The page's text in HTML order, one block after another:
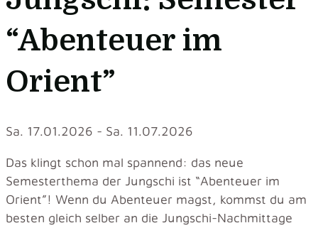
“Abenteuer im
Orient”
Sa. 17.01.2026 - Sa. 11.07.2026
Das klingt schon mal spannend: das neue
Semesterthema der Jungschi ist “Abenteuer im
Orient”! Wenn du Abenteuer magst, kommst du am
besten gleich selber an die Jungschi-Nachmittage